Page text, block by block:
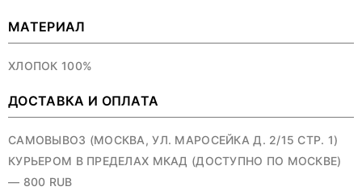
МАТЕРИАЛ
ХЛОПОК 100%
ДОСТАВКА И ОПЛАТА
САМОВЫВОЗ (МОСКВА, УЛ. МАРОСЕЙКА Д. 2/15 СТР. 1)
КУРЬЕРОМ В ПРЕДЕЛАХ МКАД (ДОСТУПНО ПО МОСКВЕ)
— 800 RUB